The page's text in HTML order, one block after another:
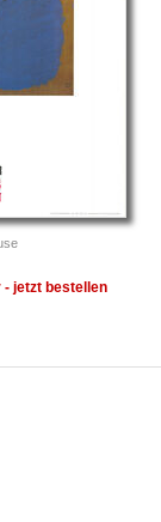
- jetzt bestellen